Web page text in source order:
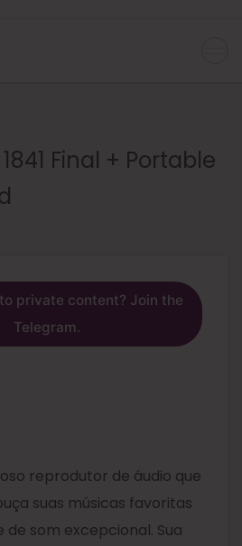
1841 Final + Portable
private content? Join the
Telegram.
reprodutor de áudio que
suas músicas favoritas
som excepcional. Sua